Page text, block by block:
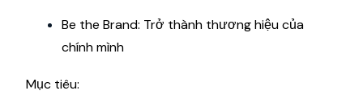
Be the Brand: Trở thành thương hiệu của
chính mình
Mục tiêu: